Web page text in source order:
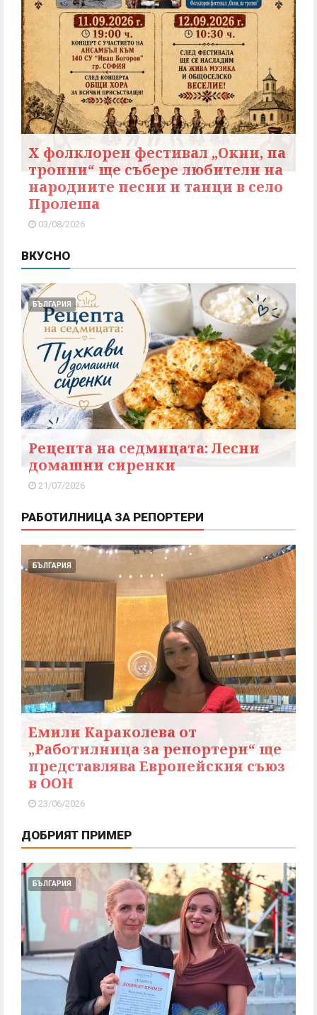
X фолклорен фестивал „Окни, па
тропни“ ще събере любители на
народните песни и танци в село
Пролеша
03/08/2026
ВКУСНО
БЪЛГАРИЯ
Рецепта на седмицата: Лесни
домашни сиренки
21/07/2026
РАБОТИЛНИЦА ЗА РЕПОРТЕРИ
БЪЛГАРИЯ
Емили Караколева от
„Работилница за репортери“ ще
представлява Европейския съюз
в ООН
23/06/2026
ДОБРИЯТ ПРИМЕР
БЪЛГАРИЯ